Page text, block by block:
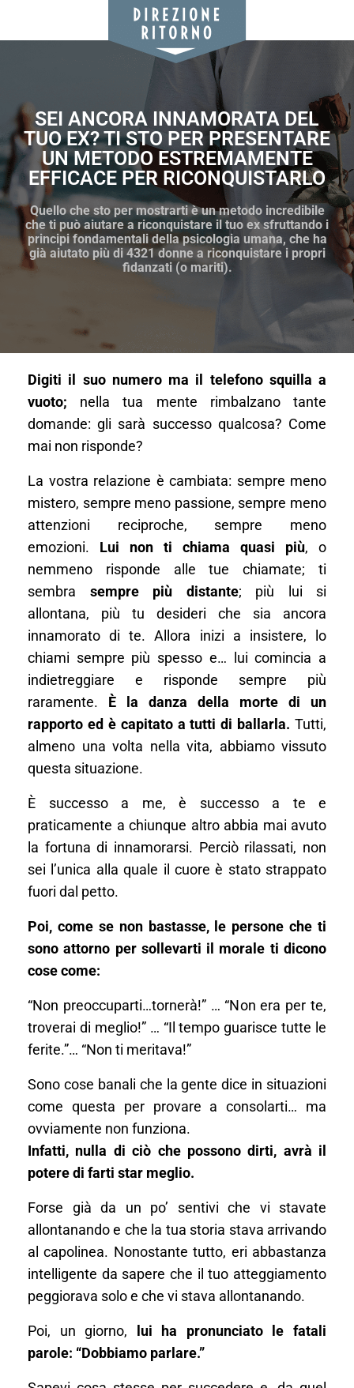
SEI ANCORA INNAMORATA DEL
TUO EX? TI STO PER PRESENTARE
UN METODO ESTREMAMENTE
EFFICACE PER RICONQUISTARLO
Quello che sto per mostrarti è un metodo incredibile
che ti può aiutare a riconquistare il tuo ex sfruttando i
principi fondamentali della psicologia umana, che ha
già aiutato più di 4321 donne a riconquistare i propri
fidanzati (o mariti).
Digiti il suo numero ma il telefono squilla a
vuoto; nella tua mente rimbalzano tante
domande: gli sarà successo qualcosa? Come
mai non risponde?
La vostra relazione è cambiata: sempre meno
mistero, sempre meno passione, sempre meno
attenzioni reciproche, sempre meno
emozioni.
Lui non ti chiama quasi più, o
nemmeno risponde alle tue chiamate; ti
sembra sempre più distante; più lui si
allontana, più tu desideri che sia ancora
innamorato di te. Allora inizi a insistere, lo
chiami sempre più spesso e… lui comincia a
indietreggiare e risponde sempre più
raramente.
È la danza della morte di un
rapporto ed è capitato a tutti di ballarla. Tutti,
almeno una volta nella vita, abbiamo vissuto
questa situazione.
È successo a me, è successo a te e
praticamente a chiunque altro abbia mai avuto
la fortuna di innamorarsi. Perciò rilassati, non
sei l’unica alla quale il cuore è stato strappato
fuori dal petto.
Poi, come se non bastasse, le persone che ti
sono attorno per sollevarti il morale ti dicono
cose come:
“Non preoccuparti…tornerà!” … “Non era per te,
troverai di meglio!” … “Il tempo guarisce tutte le
ferite.”… “Non ti meritava!”
Sono cose banali che la gente dice in situazioni
come questa per provare a consolarti… ma
ovviamente non funziona.
Infatti, nulla di ciò che possono dirti, avrà il
potere di farti star meglio.
Forse già da un po’ sentivi che vi stavate
allontanando e che la tua storia stava arrivando
al capolinea. Nonostante tutto, eri abbastanza
intelligente da sapere che il tuo atteggiamento
peggiorava solo e che vi stava allontanando.
Poi, un giorno,
lui ha pronunciato le fatali
parole: “Dobbiamo parlare.”